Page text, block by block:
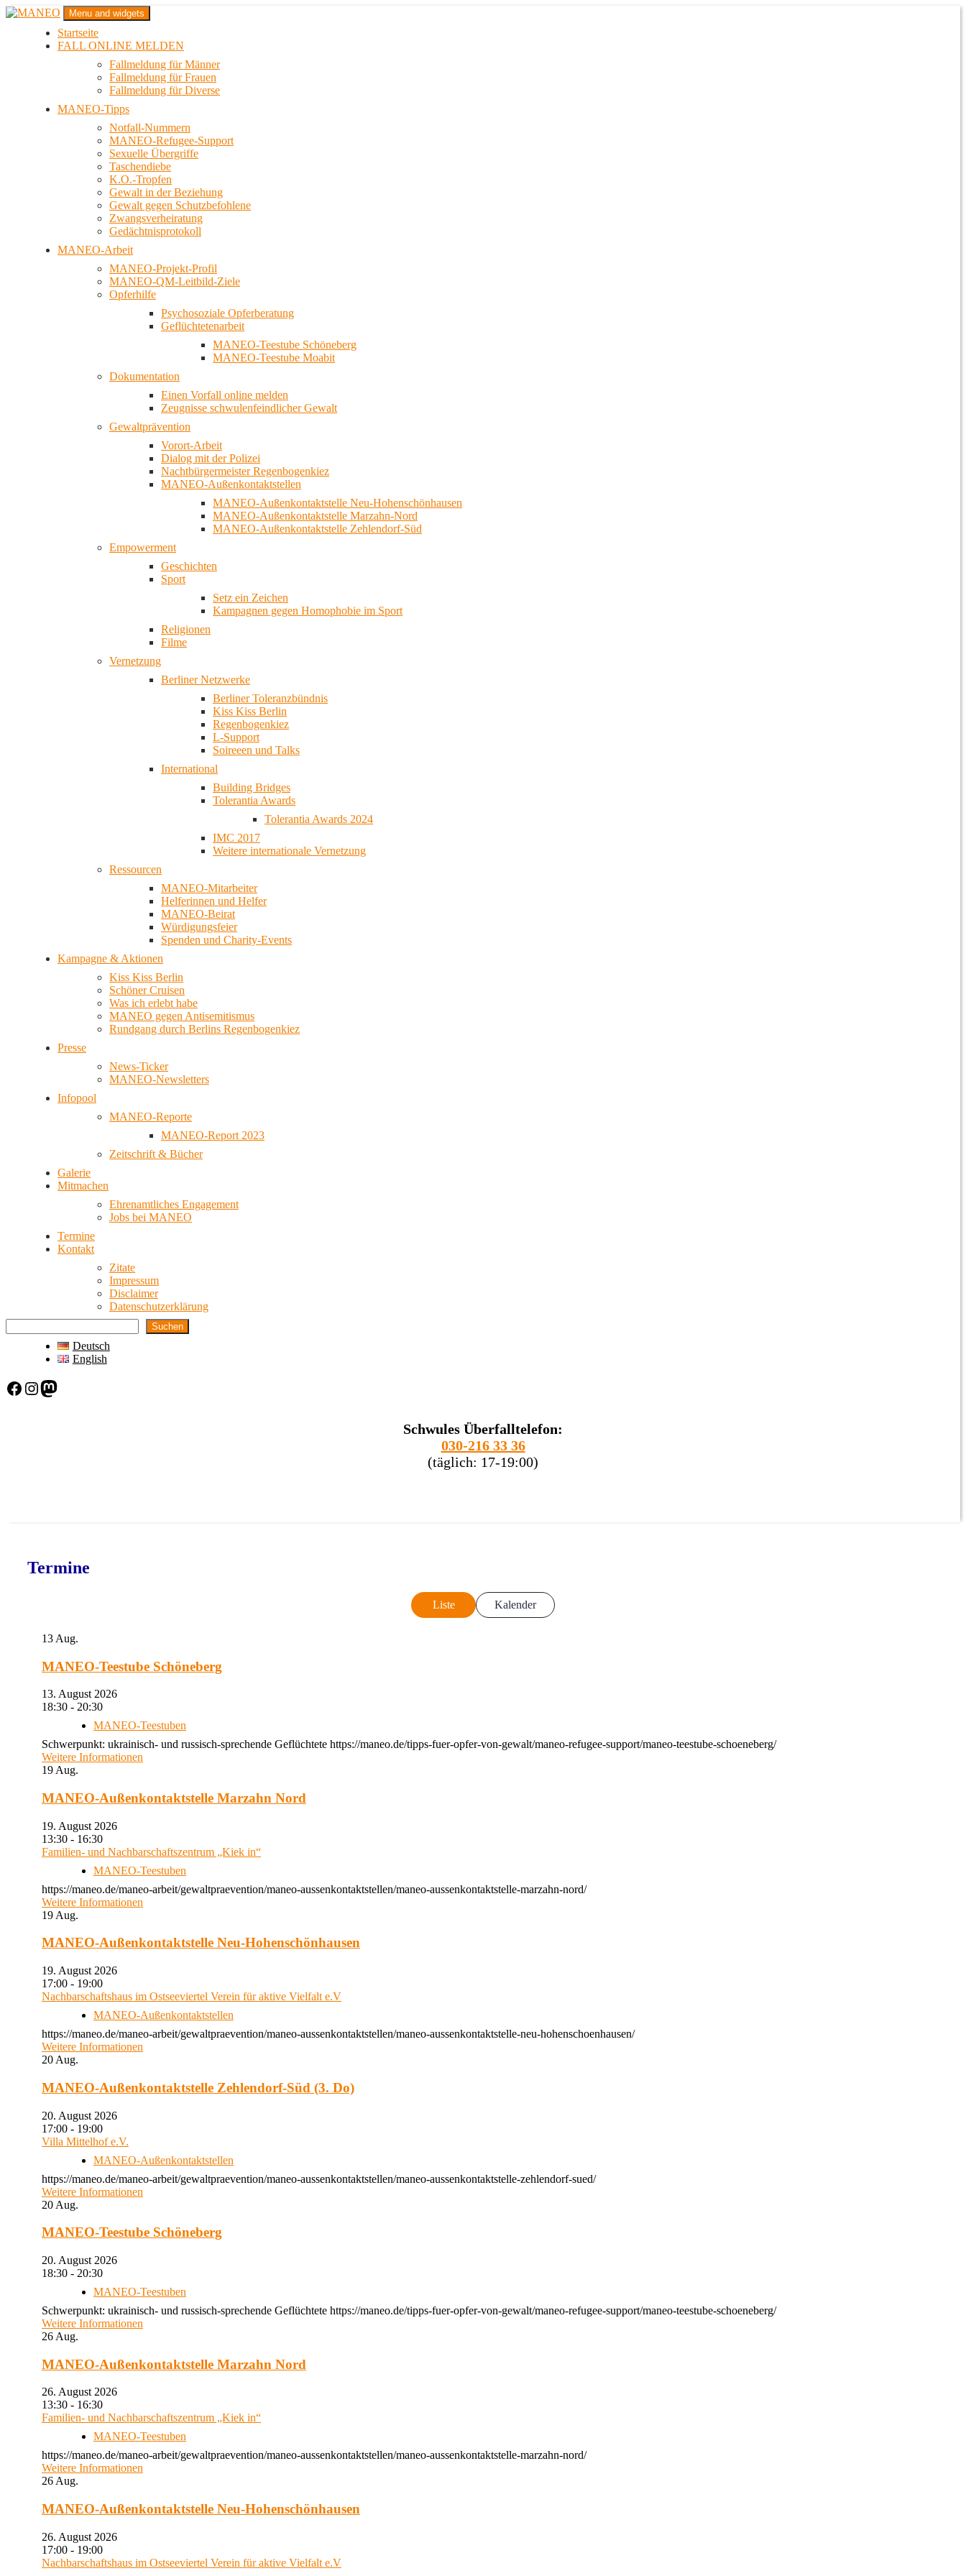
Zum
MANEO
Das schwule Anti-Gewalt-Projekt in Berlin
Menu and widgets
Startseite
FALL ONLINE MELDEN
Fallmeldung für Männer
Fallmeldung für Frauen
Fallmeldung für Diverse
MANEO-Tipps
Notfall-Nummern
MANEO-Refugee-Support
Sexuelle Übergriffe
Taschendiebe
K.O.-Tropfen
Gewalt in der Beziehung
Gewalt gegen Schutzbefohlene
Zwangsverheiratung
Gedächtnisprotokoll
MANEO-Arbeit
MANEO-Projekt-Profil
MANEO-QM-Leitbild-Ziele
Opferhilfe
Psychosoziale Opferberatung
Geflüchtetenarbeit
MANEO-Teestube Schöneberg
MANEO-Teestube Moabit
Dokumentation
Einen Vorfall online melden
Zeugnisse schwulenfeindlicher Gewalt
Gewaltprävention
Vorort-Arbeit
Dialog mit der Polizei
Nachtbürgermeister Regenbogenkiez
MANEO-Außenkontaktstellen
MANEO-Außenkontaktstelle Neu-Hohenschönhausen
MANEO-Außenkontaktstelle Marzahn-Nord
MANEO-Außenkontaktstelle Zehlendorf-Süd
Empowerment
Geschichten
Sport
Setz ein Zeichen
Kampagnen gegen Homophobie im Sport
Religionen
Filme
Vernetzung
Berliner Netzwerke
Berliner Toleranzbündnis
Kiss Kiss Berlin
Regenbogenkiez
L-Support
Soireeen und Talks
International
Building Bridges
Tolerantia Awards
Tolerantia Awards 2024
IMC 2017
Weitere internationale Vernetzung
Ressourcen
MANEO-Mitarbeiter
Helferinnen und Helfer
MANEO-Beirat
Würdigungsfeier
Spenden und Charity-Events
Kampagne & Aktionen
Kiss Kiss Berlin
Schöner Cruisen
Was ich erlebt habe
MANEO gegen Antisemitismus
Rundgang durch Berlins Regenbogenkiez
Presse
News-Ticker
MANEO-Newsletters
Infopool
MANEO-Reporte
MANEO-Report 2023
Zeitschrift & Bücher
Galerie
Mitmachen
Ehrenamtliches Engagement
Jobs bei MANEO
Termine
Kontakt
Zitate
Impressum
Disclaimer
Datenschutzerklärung
Suchen
Deutsch
English
Facebook Instagram Mastodon
Schwules Überfalltelefon:
030-216 33 36
(täglich: 17-19:00)
Termine
Liste Kalender
13 Aug.
MANEO-Teestube Schöneberg
13. August 2026
18:30 - 20:30
MANEO-Teestuben
Schwerpunkt: ukrainisch- und russisch-sprechende Geflüchtete https://maneo.de/tipps-fuer-opfer-von-gewalt/maneo-refugee-support/maneo-teestube-schoeneberg/
Weitere Informationen
19 Aug.
MANEO-Außenkontaktstelle Marzahn Nord
19. August 2026
13:30 - 16:30
Familien- und Nachbarschaftszentrum „Kiek in“
MANEO-Teestuben
https://maneo.de/maneo-arbeit/gewaltpraevention/maneo-aussenkontaktstellen/maneo-aussenkontaktstelle-marzahn-nord/
Weitere Informationen
19 Aug.
MANEO-Außenkontaktstelle Neu-Hohenschönhausen
19. August 2026
17:00 - 19:00
Nachbarschaftshaus im Ostseeviertel Verein für aktive Vielfalt e.V
MANEO-Außenkontaktstellen
https://maneo.de/maneo-arbeit/gewaltpraevention/maneo-aussenkontaktstellen/maneo-aussenkontaktstelle-neu-hohenschoenhausen/
Weitere Informationen
20 Aug.
MANEO-Außenkontaktstelle Zehlendorf-Süd (3. Do)
20. August 2026
17:00 - 19:00
Villa Mittelhof e.V.
MANEO-Außenkontaktstellen
https://maneo.de/maneo-arbeit/gewaltpraevention/maneo-aussenkontaktstellen/maneo-aussenkontaktstelle-zehlendorf-sued/
Weitere Informationen
20 Aug.
MANEO-Teestube Schöneberg
20. August 2026
18:30 - 20:30
MANEO-Teestuben
Schwerpunkt: ukrainisch- und russisch-sprechende Geflüchtete https://maneo.de/tipps-fuer-opfer-von-gewalt/maneo-refugee-support/maneo-teestube-schoeneberg/
Weitere Informationen
26 Aug.
MANEO-Außenkontaktstelle Marzahn Nord
26. August 2026
13:30 - 16:30
Familien- und Nachbarschaftszentrum „Kiek in“
MANEO-Teestuben
https://maneo.de/maneo-arbeit/gewaltpraevention/maneo-aussenkontaktstellen/maneo-aussenkontaktstelle-marzahn-nord/
Weitere Informationen
26Aug.
MANEO-Außenkontaktstelle Neu-Hohenschönhausen
26. August 2026
17:00 - 19:00
Nachbarschaftshaus im Ostseeviertel Verein für aktive Vielfalt e.V